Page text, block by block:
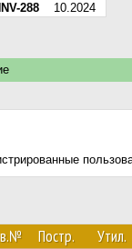
288 10.2024
Постр. Утил.